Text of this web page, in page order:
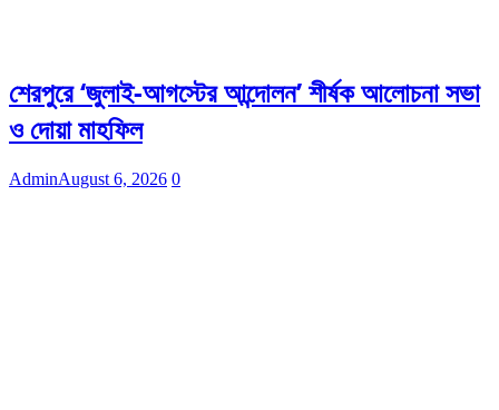
শেরপুরে ‘জুলাই-আগস্টের আন্দোলন’ শীর্ষক আলোচনা সভা
ও দোয়া মাহফিল
AdminAugust 6, 2026 0